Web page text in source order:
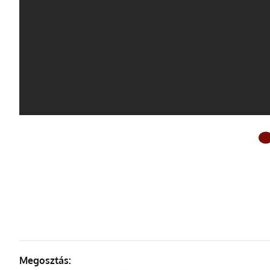
Megosztás: